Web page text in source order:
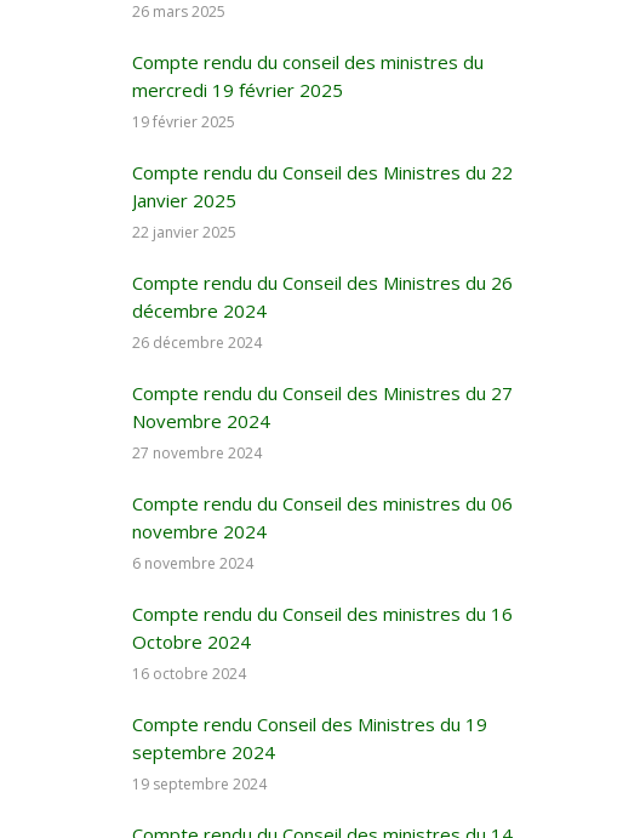
26 mars 2025
Compte rendu du conseil des ministres du
mercredi 19 février 2025
19 février 2025
Compte rendu du Conseil des Ministres du 22
Janvier 2025
22 janvier 2025
Compte rendu du Conseil des Ministres du 26
décembre 2024
26 décembre 2024
Compte rendu du Conseil des Ministres du 27
Novembre 2024
27 novembre 2024
Compte rendu du Conseil des ministres du 06
novembre 2024
6 novembre 2024
Compte rendu du Conseil des ministres du 16
Octobre 2024
16 octobre 2024
Compte rendu Conseil des Ministres du 19
septembre 2024
19 septembre 2024